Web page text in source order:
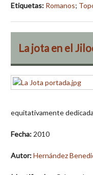
Etiquetas: Romanos;
La jota en el
equitativamente
Fecha: 2010
Autor:Hernández